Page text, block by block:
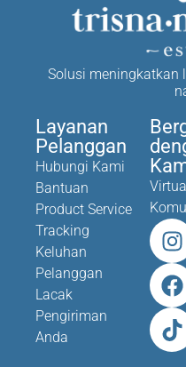
Solusi meningkatkan
Layanan
Pelanggan
Hubungi Kami
Bantuan
Product Service
Tracking
Keluhan
Pelanggan
Lacak
Pengiriman
Anda